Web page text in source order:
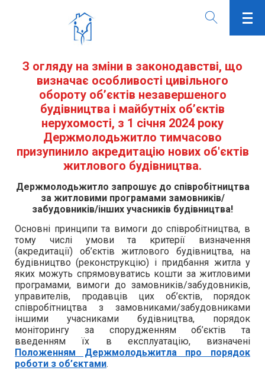
З огляду на зміни в законодавстві, що
визначає особливості цивільного
обороту об’єктів незавершеного
будівництва і майбутніх об’єктів
нерухомості, з 1 січня 2024 року
Держмолодьжитло тимчасово
призупинило акредитацію нових об'єктів
житлового будівництва.
Держмолодьжитло запрошує до співробітництва
за житловими програмами замовників/
забудовників/інших учасників будівництва!
Основні принципи та вимоги до співробітництва, в
тому числі умови та критерії визначення
(акредитації) об’єктів житлового будівництва, на
будівництво (реконструкцію) і придбання житла у
яких можуть спрямовуватись кошти за житловими
програмами, вимоги до замовників/забудовників,
управителів, продавців цих об’єктів, порядок
співробітництва з замовниками/забудовниками
іншими учасниками будівництва, порядок
моніторингу за спорудженням об’єктів та
введенням їх в експлуатацію, визначені
Положенням Держмолодьжитла про порядок
роботи з об’єктами.